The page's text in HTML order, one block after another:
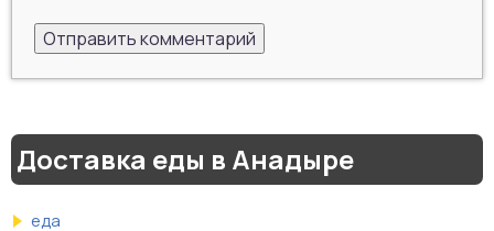
Доставка еды в Анадыре
еда